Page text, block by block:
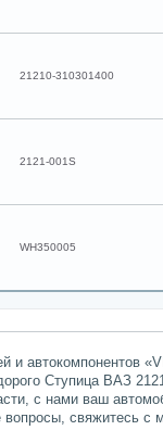
21210-310301400
2121-001S
WH350005
и автокомпонентов
Ступица ВАЗ
с нами ваш
вопросы, свяжитесь